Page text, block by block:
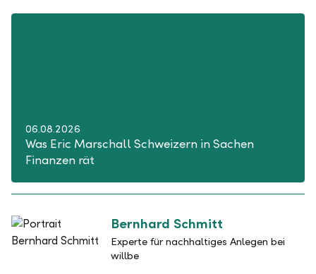
06.08.2026
Was Eric Marschall Schweizern in Sachen
Finanzen rät
Bernhard Schmitt
Experte für nachhaltiges Anlegen bei
willbe